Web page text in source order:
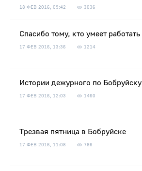
18 ФЕВ 2016, 09:42 3036
Спасибо тому, кто умеет работать
17 ФЕВ 2016, 13:36 1214
Истории дежурного по Бобруйску
17 ФЕВ 2016, 12:03 1460
Трезвая пятница в Бобруйске
17 ФЕВ 2016, 11:08 786